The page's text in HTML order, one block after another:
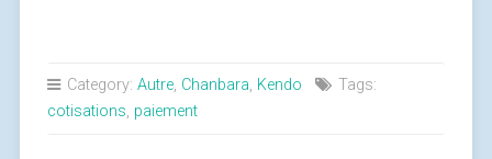
Category: Autre, Chanbara, Kendo
Tags:
cotisations, paiement